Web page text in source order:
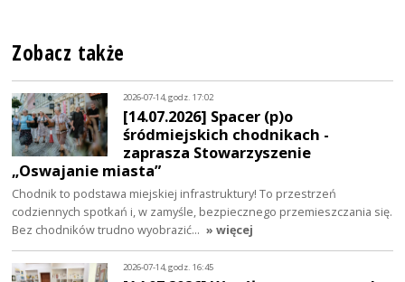
Zobacz także
2026-07-14, godz. 17:02
[14.07.2026] Spacer (p)o
śródmiejskich chodnikach -
zaprasza Stowarzyszenie
„Oswajanie miasta”
Chodnik to podstawa miejskiej infrastruktury! To przestrzeń
codziennych spotkań i, w zamyśle, bezpiecznego przemieszczania się.
Bez chodników trudno wyobrazić… » więcej
2026-07-14, godz. 16:45